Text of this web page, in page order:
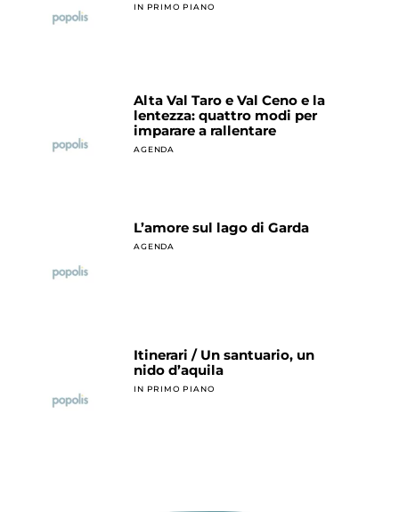
IN PRIMO PIANO
Alta Val Taro e Val Ceno e la
lentezza: quattro modi per
imparare a rallentare
AGENDA
L’amore sul lago di Garda
AGENDA
Itinerari / Un santuario, un
nido d’aquila
IN PRIMO PIANO